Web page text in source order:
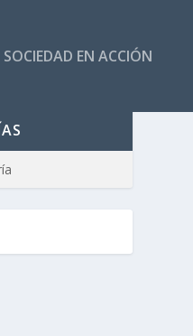
SOCIEDAD EN ACCIÓN